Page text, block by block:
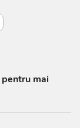
pentru mai